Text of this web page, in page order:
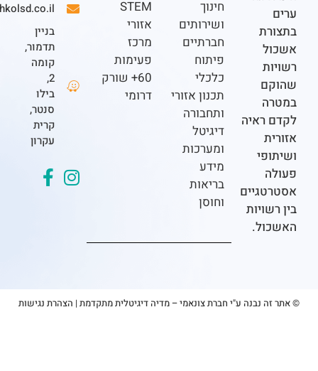
ושירותים
חברתיים
פיתוח
כלכלי
תכנון אזורי
ותחבורה
דיגיטל
ומערכות
מידע
בריאות
וחוסן
אזורי
מרכז
פעימות
60+ שורק
דרומי
office@eshkolsd.co.il
2,
נבנה ע"י חברת צונאמי – מדיה דיגיטלית מתקדמת|הצהרת נגישות